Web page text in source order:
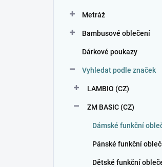
Metráž
Bambusové oblečení
Dárkové poukazy
Vyhledat podle značek
LAMBIO (CZ)
ZM BASIC (CZ)
Dámské funkční
Pánské funkční
Dětské funkční